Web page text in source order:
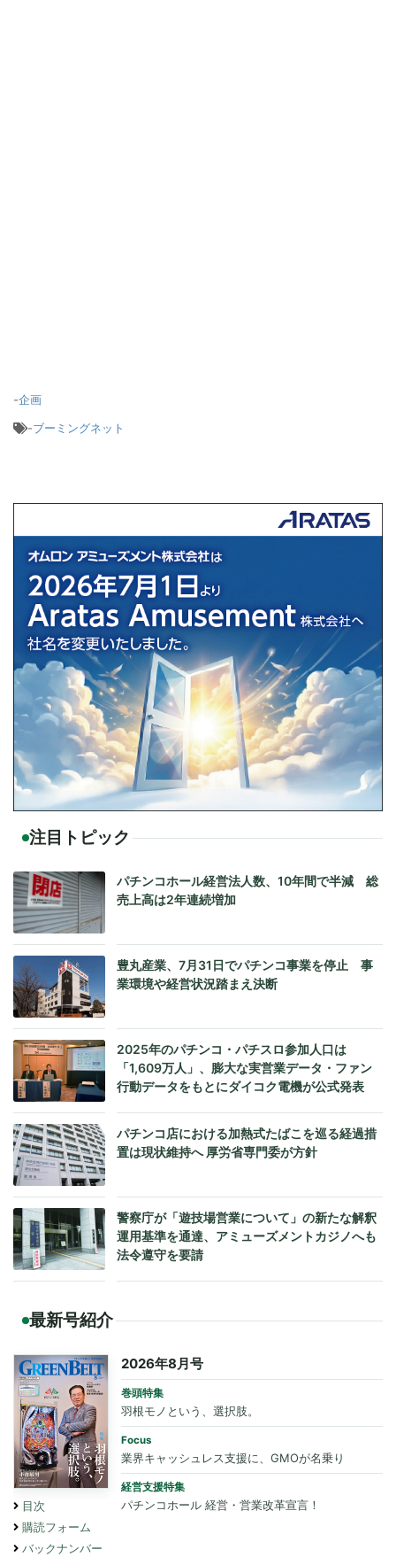
-企画
-ブーミングネット
注目トピック
パチンコホール経営法人数、10年間で半減 総
売上高は2年連続増加
豊丸産業、7月31日でパチンコ事業を停止 事
業環境や経営状況踏まえ決断
2025年のパチンコ・パチスロ参加人口は
「1,609万人」、膨大な実営業データ・ファン
行動データをもとにダイコク電機が公式発表
パチンコ店における加熱式たばこを巡る経過措
置は現状維持へ 厚労省専門委が方針
警察庁が「遊技場営業について」の新たな解釈
運用基準を通達、アミューズメントカジノへも
法令遵守を要請
最新号紹介
目次
購読フォーム
バックナンバー
2026年8月号
巻頭特集
羽根モノという、選択肢。
Focus
業界キャッシュレス支援に、GMOが名乗り
経営支援特集
パチンコホール 経営・営業改革宣言！